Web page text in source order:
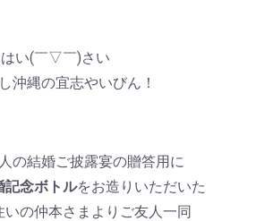
はい(￣▽￣)さい
沖縄の宜志やいびん！
の結婚ご披露宴の贈答用に
記念ボトルをお造りいただいた
いの仲本さまよりご友人一同